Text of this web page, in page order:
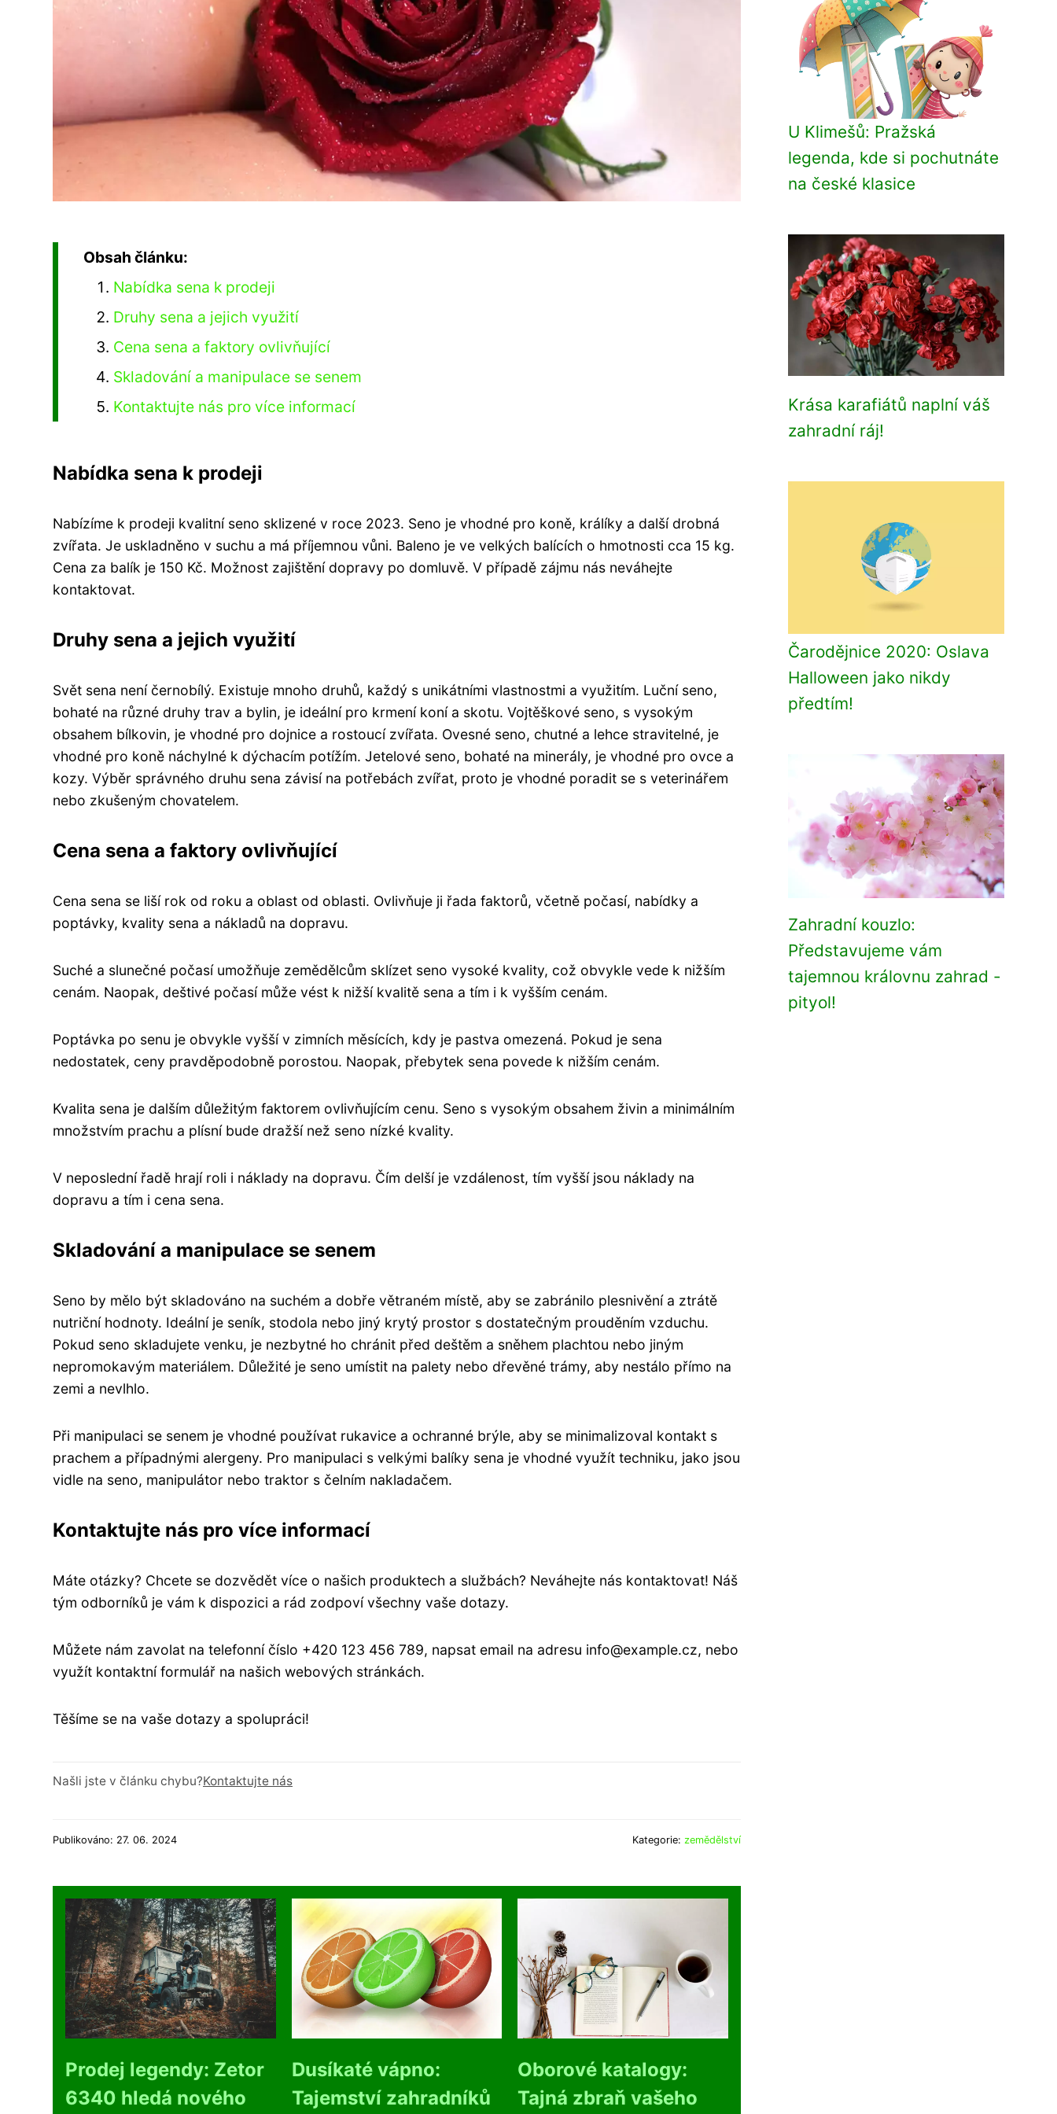
Obsah článku:
Nabídka sena k prodeji
Druhy sena a jejich využití
Cena sena a faktory ovlivňující
Skladování a manipulace se senem
Kontaktujte nás pro více informací
Nabídka sena k prodeji
Nabízíme k prodeji kvalitní seno sklizené v roce 2023. Seno je vhodné pro koně, králíky a další drobná
zvířata. Je uskladněno v suchu a má příjemnou vůni. Baleno je ve velkých balících o hmotnosti cca 15 kg.
Cena za balík je 150 Kč. Možnost zajištění dopravy po domluvě. V případě zájmu nás neváhejte
kontaktovat.
Druhy sena a jejich využití
Svět sena není černobílý. Existuje mnoho druhů, každý s unikátními vlastnostmi a využitím. Luční seno,
bohaté na různé druhy trav a bylin, je ideální pro krmení koní a skotu. Vojtěškové seno, s vysokým
obsahem bílkovin, je vhodné pro dojnice a rostoucí zvířata. Ovesné seno, chutné a lehce stravitelné, je
vhodné pro koně náchylné k dýchacím potížím. Jetelové seno, bohaté na minerály, je vhodné pro ovce a
kozy. Výběr správného druhu sena závisí na potřebách zvířat, proto je vhodné poradit se s veterinářem
nebo zkušeným chovatelem.
Cena sena a faktory ovlivňující
Cena sena se liší rok od roku a oblast od oblasti. Ovlivňuje ji řada faktorů, včetně počasí, nabídky a
poptávky, kvality sena a nákladů na dopravu.
Suché a slunečné počasí umožňuje zemědělcům sklízet seno vysoké kvality, což obvykle vede k nižším
cenám. Naopak, deštivé počasí může vést k nižší kvalitě sena a tím i k vyšším cenám.
Poptávka po senu je obvykle vyšší v zimních měsících, kdy je pastva omezená. Pokud je sena
nedostatek, ceny pravděpodobně porostou. Naopak, přebytek sena povede k nižším cenám.
Kvalita sena je dalším důležitým faktorem ovlivňujícím cenu. Seno s vysokým obsahem živin a minimálním
množstvím prachu a plísní bude dražší než seno nízké kvality.
V neposlední řadě hrají roli i náklady na dopravu. Čím delší je vzdálenost, tím vyšší jsou náklady na
dopravu a tím i cena sena.
Skladování a manipulace se senem
Seno by mělo být skladováno na suchém a dobře větraném místě, aby se zabránilo plesnivění a ztrátě
nutriční hodnoty. Ideální je seník, stodola nebo jiný krytý prostor s dostatečným prouděním vzduchu.
Pokud seno skladujete venku, je nezbytné ho chránit před deštěm a sněhem plachtou nebo jiným
nepromokavým materiálem. Důležité je seno umístit na palety nebo dřevěné trámy, aby nestálo přímo na
zemi a nevlhlo.
Při manipulaci se senem je vhodné používat rukavice a ochranné brýle, aby se minimalizoval kontakt s
prachem a případnými alergeny. Pro manipulaci s velkými balíky sena je vhodné využít techniku, jako jsou
vidle na seno, manipulátor nebo traktor s čelním nakladačem.
Kontaktujte nás pro více informací
Máte otázky? Chcete se dozvědět více o našich produktech a službách? Neváhejte nás kontaktovat! Náš
tým odborníků je vám k dispozici a rád zodpoví všechny vaše dotazy.
Můžete nám zavolat na telefonní číslo +420 123 456 789, napsat email na adresu info@example.cz, nebo
využít kontaktní formulář na našich webových stránkách.
Těšíme se na vaše dotazy a spolupráci!
Našli jste v článku chybu?Kontaktujte nás
Publikováno: 27. 06. 2024 Kategorie: zemědělství
Prodej legendy: Zetor
6340 hledá nového
Dusíkaté vápno:
Tajemství zahradníků
Oborové katalogy:
Tajná zbraň vašeho
U Klimešů: Pražská
legenda, kde si pochutnáte
na české klasice
Krása karafiátů naplní váš
zahradní ráj!
Čarodějnice 2020: Oslava
Halloween jako nikdy
předtím!
Zahradní kouzlo:
Představujeme vám
tajemnou královnu zahrad -
pityol!